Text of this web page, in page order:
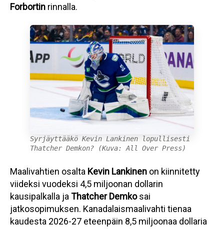
Forbortin rinnalla.
Syrjäyttääkö Kevin Lankinen lopullisesti
Thatcher Demkon? (Kuva: All Over Press)
Maalivahtien osalta Kevin Lankinen on kiinnitetty
viideksi vuodeksi 4,5 miljoonan dollarin
kausipalkalla ja Thatcher Demkosai
jatkosopimuksen. Kanadalaismaalivahti tienaa
kaudesta 2026-27 eteenpäin 8,5 miljoonaa dollaria